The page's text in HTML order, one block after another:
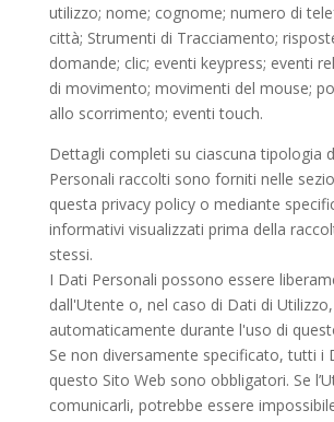
utilizzo; nome; cognome; numero di
città; Strumenti di Tracciamento;
domande; clic; eventi keypress; eventi
di movimento; movimenti del mouse;
allo scorrimento; eventi touch.
Dettagli completi su ciascuna tipologia
Personali raccolti sono forniti nelle
questa privacy policy o mediante
informativi visualizzati prima della
stessi.
I Dati Personali possono essere
dall'Utente o, nel caso di Dati di
automaticamente durante l'uso di
Se non diversamente specificato, tutti i
questo Sito Web sono obbligatori. Se
comunicarli, potrebbe essere